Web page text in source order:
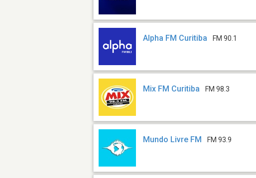
Alpha FM Curitiba FM 90.1
Mix FM Curitiba FM 98.3
Mundo Livre FM FM 93.9